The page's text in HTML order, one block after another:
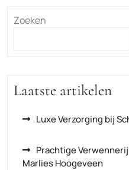
Zoeken
Laatste artikelen
Luxe Verzorging bij
Prachtige
Marlies Hoogeveen